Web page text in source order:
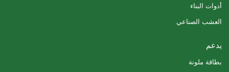
أدوات البناء
العشب الصناعي
يدعم
بطاقة ملونة